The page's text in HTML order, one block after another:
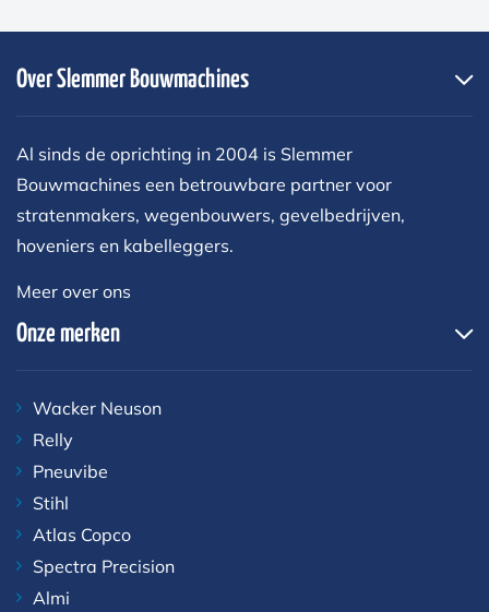
Over Slemmer Bouwmachines
Al sinds de oprichting in 2004 is Slemmer
Bouwmachines een betrouwbare partner voor
stratenmakers, wegenbouwers, gevelbedrijven,
hoveniers en kabelleggers.
Meer over ons
Onze merken
Wacker Neuson
Relly
Pneuvibe
Stihl
Atlas Copco
Spectra Precision
Almi